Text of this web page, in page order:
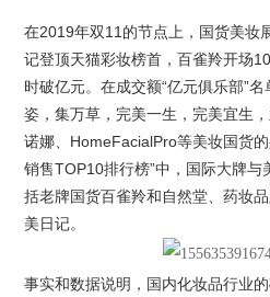
在2019年双11的节点上，国货美妆
记登顶天猫彩妆榜首，百雀羚开场
时破亿元。在成交额“亿元俱乐部”
姿，集万草，完美一生，完美宜生
诺娜、HomeFacialPro等美妆国货
销售TOP10排行榜”中，国际大牌
括老牌国货百雀羚和自然堂、药妆
美日记。
事实和数据说明，国内化妆品行业